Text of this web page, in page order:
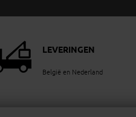
LEVERINGEN
België en Nederland